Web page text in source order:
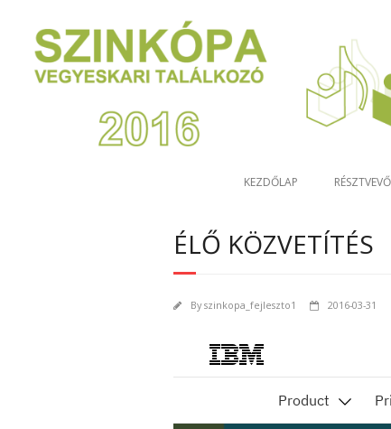
KEZDŐLAP
ÉLŐ KÖZVETÍTÉS
Byszinkopa_fejleszto1 2016-03-31